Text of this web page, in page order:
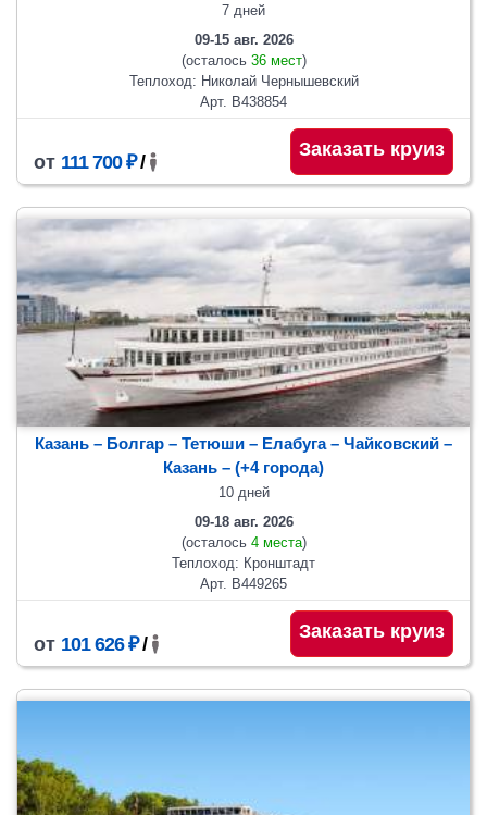
7 дней
09-15 авг. 2026
(осталось 36 мест)
Теплоход: Николай Чернышевский
Арт. В438854
от 111 700 ₽/
Заказать круиз
Казань – Болгар – Тетюши – Елабуга – Чайковский –
Казань – (+4 города)
10 дней
09-18 авг. 2026
(осталось 4 места)
Теплоход: Кронштадт
Арт. В449265
от 101 626 ₽/
Заказать круиз